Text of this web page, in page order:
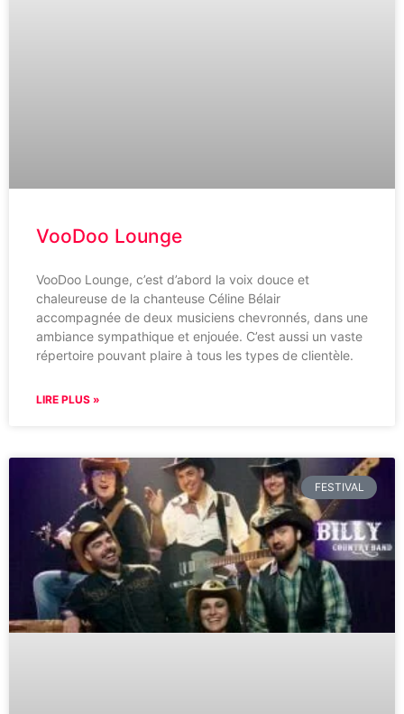
VooDoo Lounge
VooDoo Lounge, c’est d’abord la voix douce et
chaleureuse de la chanteuse Céline Bélair
accompagnée de deux musiciens chevronnés, dans une
ambiance sympathique et enjouée. C’est aussi un vaste
répertoire pouvant plaire à tous les types de clientèle.
LIRE PLUS »
FESTIVAL